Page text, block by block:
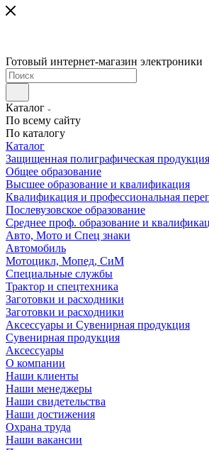
Готовый интернет-магазин электроники
Каталог
По всему сайту
По каталогу
Каталог
Защищенная полиграфическая продукция
Общее образование
Высшее образование и квалификация
Квалификация и профессиональная
Послевузовское образование
Среднее проф. образование и
Авто, Мото и Спец знаки
Автомобиль
Мотоцикл, Мопед, СиМ
Специальные службы
Трактор и спецтехника
Заготовки и расходники
Заготовки и расходники
Аксессуары и Сувенирная продукция
Сувенирная продукция
Аксессуары
О компании
Наши клиенты
Наши менеджеры
Наши свидетельства
Наши достижения
Охрана труда
Наши вакансии